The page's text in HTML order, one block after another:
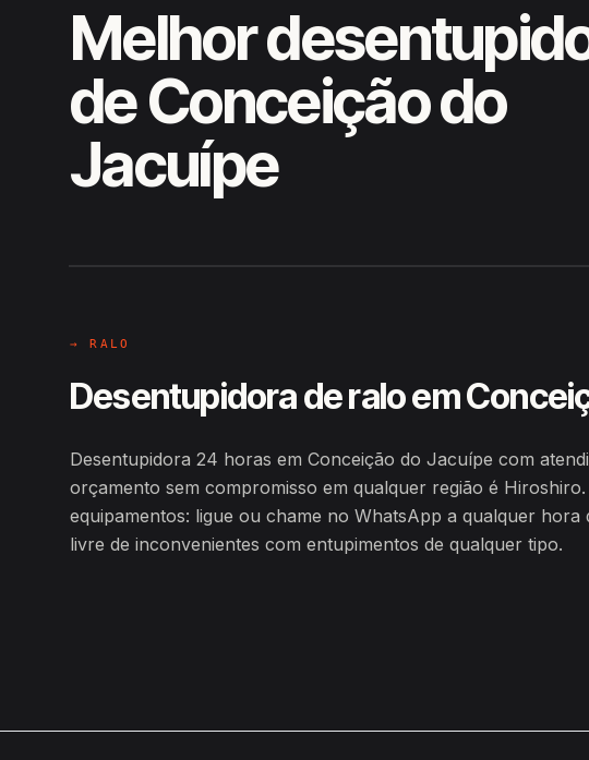
Melhor
de Conceição do
Jacuípe
EM CAMPO
→ RALO
Desentupidora de ralo em
Desentupidora 24 horas em Conceição do Jacuípe com
orçamento sem compromisso em qualquer região é
equipamentos: ligue ou chame no WhatsApp a qualquer hora
livre de inconvenientes com entupimentos de qualquer tipo.